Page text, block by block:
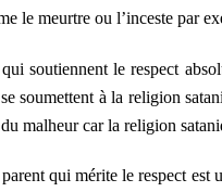
le meurtre ou l’inceste par
soutiennent le respect
soumettent à la religion
malheur car la religion
qui mérite le respect est